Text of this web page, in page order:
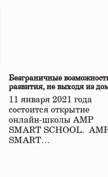
Безграничные
развития, не выходя из
11 января 2021 года
состоится открытие
онлайн-школы АМР
SMART SCHOOL.
SMART…